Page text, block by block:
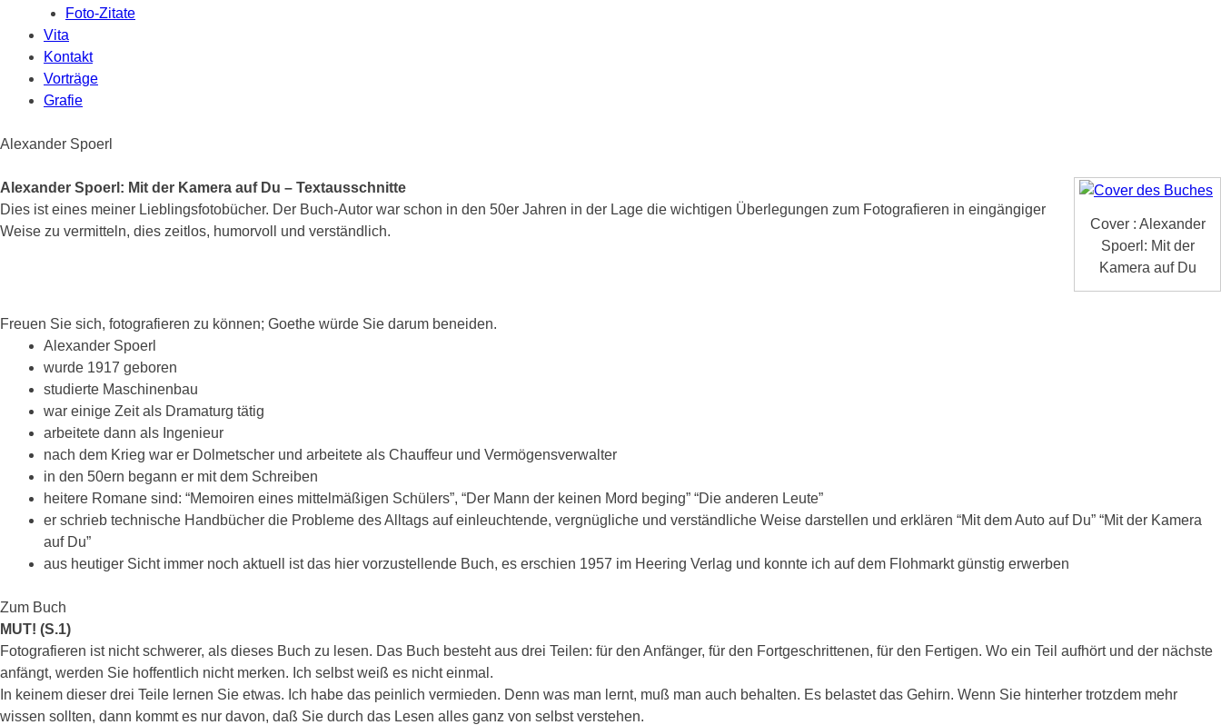
Foto-Zitate
Vita
Kontakt
Vorträge
Grafie
Alexander Spoerl
Cover : Alexander
Spoerl: Mit der
Kamera auf Du
Alexander Spoerl: Mit der Kamera auf Du – Textausschnitte
Dies ist eines meiner Lieblingsfotobücher. Der Buch-Autor war schon in den 50er Jahren in der Lage die wichtigen Überlegungen zum Fotografieren in eingängiger
Weise zu vermitteln, dies zeitlos, humorvoll und verständlich.
Freuen Sie sich, fotografieren zu können; Goethe würde Sie darum beneiden.
Alexander Spoerl
wurde 1917 geboren
studierte Maschinenbau
war einige Zeit als Dramaturg tätig
arbeitete dann als Ingenieur
nach dem Krieg war er Dolmetscher und arbeitete als Chauffeur und Vermögensverwalter
in den 50ern begann er mit dem Schreiben
heitere Romane sind: “Memoiren eines mittelmäßigen Schülers”, “Der Mann der keinen Mord beging” “Die anderen Leute”
er schrieb technische Handbücher die Probleme des Alltags auf einleuchtende, vergnügliche und verständliche Weise darstellen und erklären “Mit dem Auto auf Du” “Mit der Kamera
auf Du”
aus heutiger Sicht immer noch aktuell ist das hier vorzustellende Buch, es erschien 1957 im Heering Verlag und konnte ich auf dem Flohmarkt günstig erwerben
Zum Buch
MUT! (S.1)
Fotografieren ist nicht schwerer, als dieses Buch zu lesen. Das Buch besteht aus drei Teilen: für den Anfänger, für den Fortgeschrittenen, für den Fertigen. Wo ein Teil aufhört und der nächste
anfängt, werden Sie hoffentlich nicht merken. Ich selbst weiß es nicht einmal.
In keinem dieser drei Teile lernen Sie etwas. Ich habe das peinlich vermieden. Denn was man lernt, muß man auch behalten. Es belastet das Gehirn. Wenn Sie hinterher trotzdem mehr
wissen sollten, dann kommt es nur davon, daß Sie durch das Lesen alles ganz von selbst verstehen.